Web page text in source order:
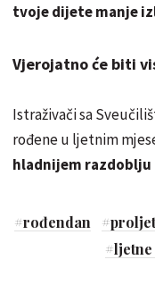
tvoje dijete manje
Vjerojatno će biti
Istraživači sa
rođene u ljetnim
hladnijem razdoblju
#rođendan #
#ljetne